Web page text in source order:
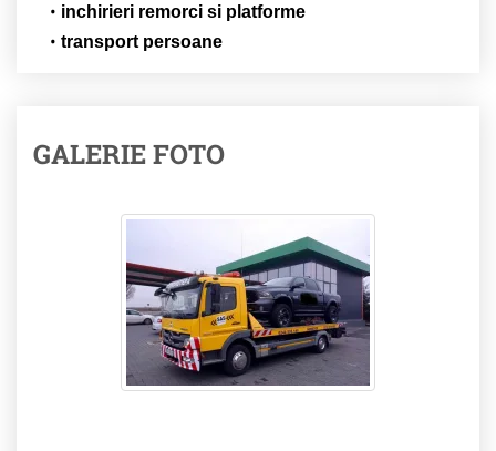
inchirieri remorci si platforme
transport persoane
GALERIE FOTO